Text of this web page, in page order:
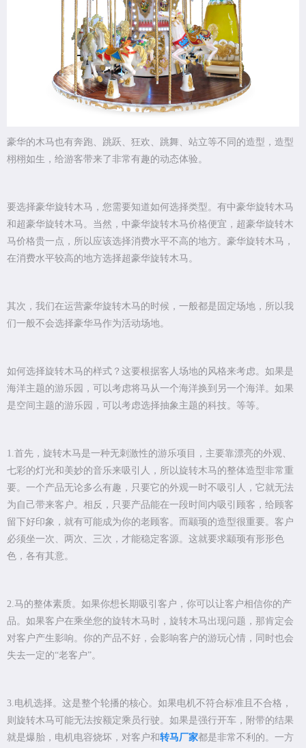
豪华的木马也有奔跑、跳跃、狂欢、跳舞、站立等不同的造型，造型
栩栩如生，给游客带来了非常有趣的动态体验。
要选择豪华旋转木马，您需要知道如何选择类型。有中豪华旋转木马
和超豪华旋转木马。当然，中豪华旋转木马价格便宜，超豪华旋转木
马价格贵一点，所以应该选择消费水平不高的地方。豪华旋转木马，
在消费水平较高的地方选择超豪华旋转木马。
其次，我们在运营豪华旋转木马的时候，一般都是固定场地，所以我
们一般不会选择豪华马作为活动场地。
如何选择旋转木马的样式？这要根据客人场地的风格来考虑。如果是
海洋主题的游乐园，可以考虑将马从一个海洋换到另一个海洋。如果
是空间主题的游乐园，可以考虑选择抽象主题的科技。等等。
1.首先，旋转木马是一种无刺激性的游乐项目，主要靠漂亮的外观、
七彩的灯光和美妙的音乐来吸引人，所以旋转木马的整体造型非常重
要。一个产品无论多么有趣，只要它的外观一时不吸引人，它就无法
为自己带来客户。相反，只要产品能在一段时间内吸引顾客，给顾客
留下好印象，就有可能成为你的老顾客。而颛顼的造型很重要。客户
必须坐一次、两次、三次，才能稳定客源。这就要求颛顼有形形色
色，各有其意。
2.马的整体素质。如果你想长期吸引客户，你可以让客户相信你的产
品。如果客户在乘坐您的旋转木马时，旋转木马出现问题，那肯定会
对客户产生影响。你的产品不好，会影响客户的游玩心情，同时也会
失去一定的“老客户”。
3.电机选择。这是整个轮播的核心。如果电机不符合标准且不合格，
则旋转木马可能无法按额定乘员行驶。如果是强行开车，附带的结果
就是爆胎，电机电容烧坏，对客户和转马厂家都是非常不利的。一方